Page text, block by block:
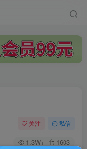
关注 私信
1.3W+ 1603